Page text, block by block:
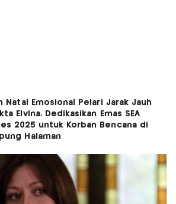
Natal Emosional Pelari Jarak Jauh
Elvina, Dedikasikan Emas SEA
2025 untuk Korban Bencana di
Halaman